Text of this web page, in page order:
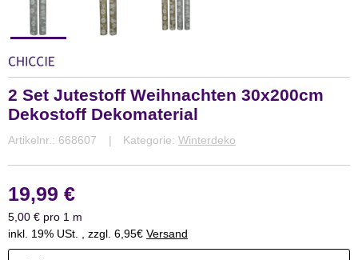
2 Set Jutestoff Weihnachten 30x200cm
Dekostoff Dekomaterial
Artikelnr.: 668607 Kategorie: Winterdeko
19,99 €
5,00 € pro 1 m
inkl. 19% USt. , zzgl. 6,95€ Versand